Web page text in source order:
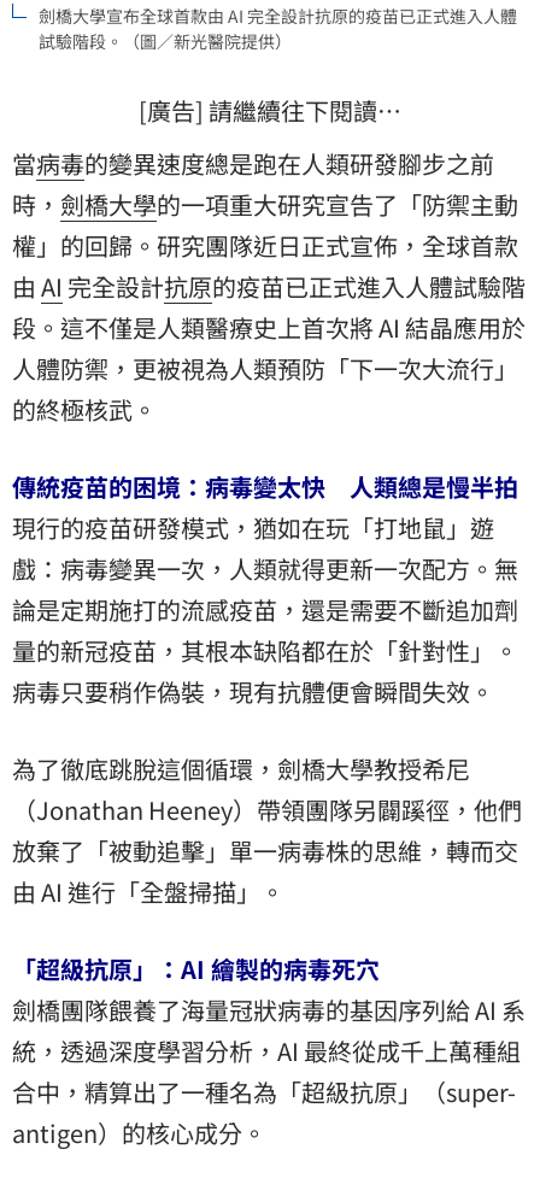
劍橋大學宣布全球首款由 AI 完全設計抗原的疫苗已正式進入人體
試驗階段。（圖／新光醫院提供）
[廣告] 請繼續往下閱讀…
當病毒的變異速度總是跑在人類研發腳步之前
時， 劍橋大學的一項重大研究宣告了「防禦主動
權」的回歸。研究團隊近日正式宣佈，全球首款
由 AI 完全設計抗原的疫苗已正式進入人體試驗階
段。這不僅是人類醫療史上首次將 AI 結晶應用於
人體防禦，更被視為人類預防「下一次大流行」
的終極核武。
傳統疫苗的困境：病毒變太快 人類總是慢半拍
現行的疫苗研發模式，猶如在玩「打地鼠」遊
戲：病毒變異一次，人類就得更新一次配方。無
論是定期施打的流感疫苗，還是需要不斷追加劑
量的新冠疫苗，其根本缺陷都在於「針對性」。
病毒只要稍作偽裝，現有抗體便會瞬間失效。
為了徹底跳脫這個循環，劍橋大學教授希尼
（Jonathan Heeney）帶領團隊另闢蹊徑，他們
放棄了「被動追擊」單一病毒株的思維，轉而交
由 AI 進行「全盤掃描」。
「超級抗原」：AI 繪製的病毒死穴
劍橋團隊餵養了海量冠狀病毒的基因序列給 AI 系
統，透過深度學習分析，AI 最終從成千上萬種組
合中，精算出了一種名為「超級抗原」（super-
antigen）的核心成分。